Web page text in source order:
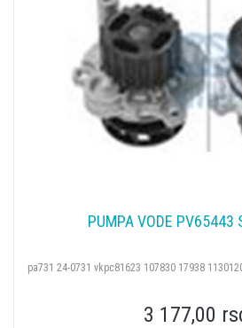
PUMPA VODE PV65443
pa731 24-0731 vkpc81623 107830 17938
3 177,00